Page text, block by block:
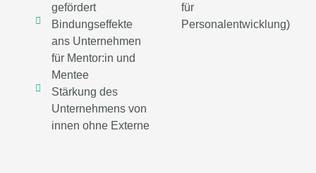
gefördert
Bindungseffekte
ans Unternehmen
für Mentor:in und
Mentee
Stärkung des
Unternehmens von
innen ohne Externe
für
Personalentwicklung)